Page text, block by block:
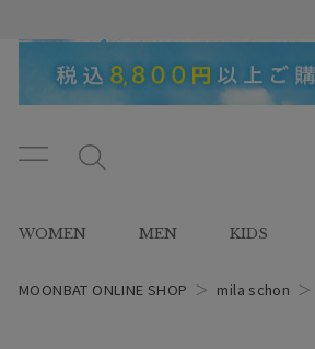
ン
ュ
ー
タ
WOMEN MEN KIDS
MOONBAT ONLINE SHOP ＞ mila schon